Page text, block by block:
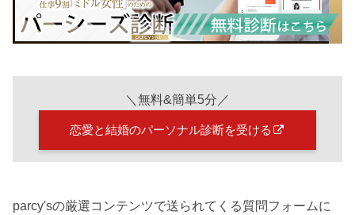
＼無料&簡単5分／
恋愛と結婚のパーソナル診断を受ける
parcy'sの厳選コンテンツで送られてくる質問フォームに